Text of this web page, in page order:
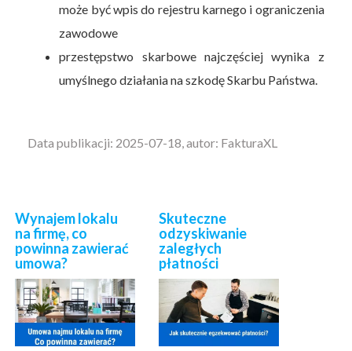
może być wpis do rejestru karnego i ograniczenia
zawodowe
przestępstwo skarbowe najczęściej wynika z
umyślnego działania na szkodę Skarbu Państwa.
Data publikacji: 2025-07-18, autor: FakturaXL
Wynajem lokalu
na firmę, co
powinna zawierać
umowa?
Skuteczne
odzyskiwanie
zaległych
płatności